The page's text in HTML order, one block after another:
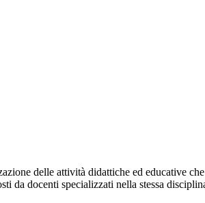
delle attività didattiche ed educative
da docenti specializzati nella stessa